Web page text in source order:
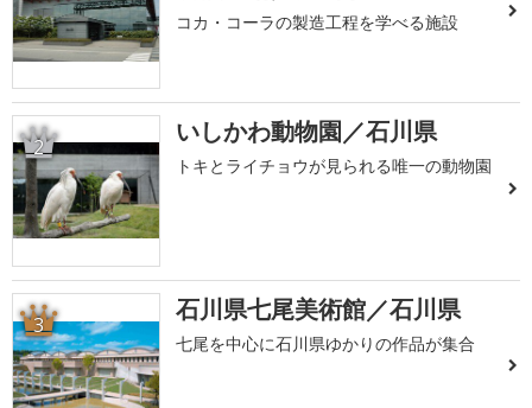
コカ・コーラの製造工程を学べる施設
2 いしかわ動物園／石川県
トキとライチョウが見られる唯一の動物園
3 石川県七尾美術館／石川県
七尾を中心に石川県ゆかりの作品が集合